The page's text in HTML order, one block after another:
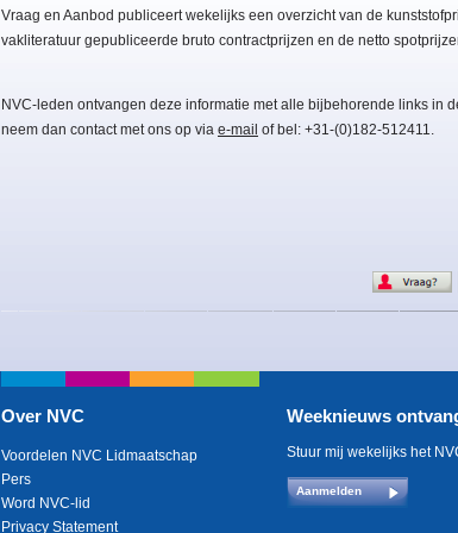
Vraag en Aanbod publiceert wekelijks een overzicht van de
vakliteratuur gepubliceerde bruto contractprijzen en de netto
NVC-leden ontvangen deze informatie met alle bijbehorende links in
neem dan contact met ons op via e-mail of bel: +31-(0)182-512411.
Over NVC
Voordelen NVC Lidmaatschap
Pers
Word NVC-lid
Privacy Statement
Weeknieuws
Stuur mij wekelijks het
Aanmelden